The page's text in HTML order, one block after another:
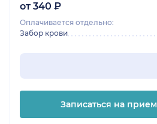
от 340 ₽
Оплачивается отдельно:
Забор крови
Записаться на прием